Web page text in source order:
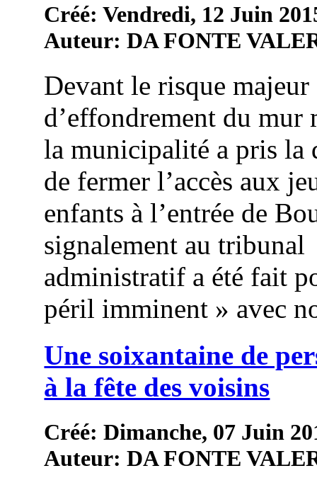
Créé: Vendredi, 12 Juin
Auteur: DA FONTE
Devant le risque majeur
d’effondrement du mur
la municipalité a pris la
de fermer l’accès aux
enfants à l’entrée de
signalement au tribunal
administratif a été fait
péril imminent » avec
Une soixantaine de
à la fête des voisins
Créé: Dimanche, 07 Juin
Auteur: DA FONTE